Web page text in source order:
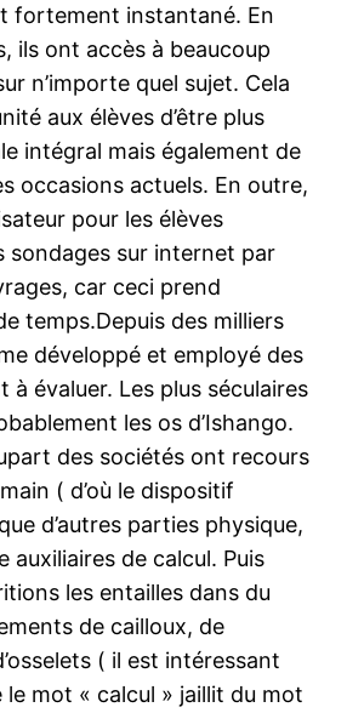
fortement instantané. En
ils ont accès à beaucoup
n’importe quel sujet. Cela
aux élèves d’être plus
intégral mais également de
occasions actuels. En outre,
pour les élèves
sondages sur internet par
car ceci prend
temps.Depuis des milliers
développé et employé des
à évaluer. Les plus séculaires
les os d’Ishango.
des sociétés ont recours
( d’où le dispositif
d’autres parties physique,
auxiliaires de calcul. Puis
les entailles dans du
de cailloux, de
( il est intéressant
le mot « calcul » jaillit du mot